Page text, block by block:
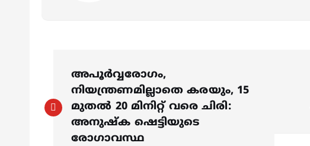
o
അപൂര്‍വ്വരോ​ഗം,
നിയന്ത്രണമില്ലാതെ കരയും, 15
മുതല്‍ 20 മിനിറ്റ് വരെ ചിരി:
അനുഷ്ക ഷെട്ടിയുടെ
രോഗാവസ്ഥ